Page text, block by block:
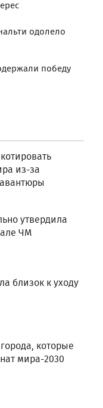
одолело
победу
из-за
утвердила
ЧМ
близок к уходу
которые
мира-2030